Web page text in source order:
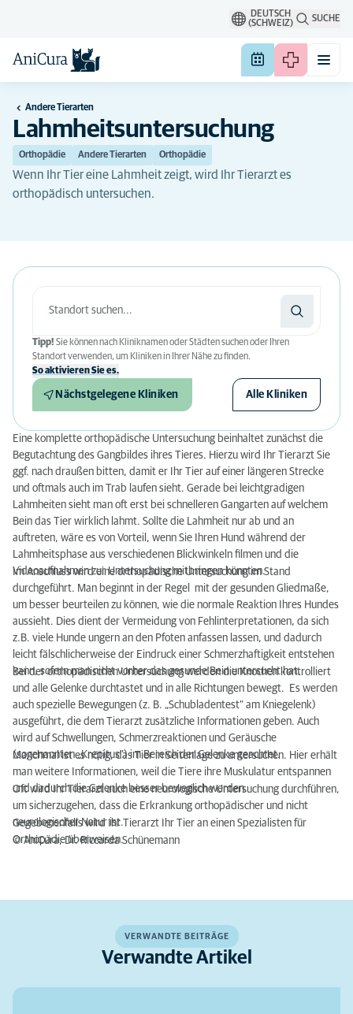
DEUTSCH
(SCHWEIZ)
SUCHE
Andere Tierarten
Lahmheitsuntersuchung
Orthopädie Andere Tierarten Orthopädie
Wenn Ihr Tier eine Lahmheit zeigt, wird Ihr Tierarzt es
orthopädisch untersuchen.
Tipp! Sie können nach Kliniknamen oder Städten suchen oder Ihren
Standort verwenden, um Kliniken in Ihrer Nähe zu finden.
So aktivieren Sie es.
Nächstgelegene Kliniken Alle Kliniken
Eine komplette orthopädische Untersuchung beinhaltet zunächst die
Begutachtung des Gangbildes ihres Tieres. Hierzu wird Ihr Tierarzt Sie
ggf. nach draußen bitten, damit er Ihr Tier auf einer längeren Strecke
und oftmals auch im Trab laufen sieht. Gerade bei leichtgradigen
Lahmheiten sieht man oft erst bei schnelleren Gangarten auf welchem
Bein das Tier wirklich lahmt. Sollte die Lahmheit nur ab und an
auftreten, wäre es von Vorteil, wenn Sie Ihren Hund während der
Lahmheitsphase aus verschiedenen Blickwinkeln filmen und die
Videoaufnahmen zur Untersuchung mitbringen könnten.
Im Anschluss wird eine orthopädische Untersuchung im Stand
durchgeführt. Man beginnt in der Regel mit der gesunden Gliedmaße,
um besser beurteilen zu können, wie die normale Reaktion Ihres Hundes
aussieht. Dies dient der Vermeidung von Fehlinterpretationen, da sich
z.B. viele Hunde ungern an den Pfoten anfassen lassen, und dadurch
leicht fälschlicherweise der Eindruck einer Schmerzhaftigkeit entstehen
kann, sofern man nicht vorher das gesunde Bein untersucht hat.
Bei der orthopädischen Untersuchung werden die Knochen kontrolliert
und alle Gelenke durchtastet und in alle Richtungen bewegt. Es werden
auch spezielle Bewegungen (z. B. „Schubladentest“ am Kniegelenk)
ausgeführt, die dem Tierarzt zusätzliche Informationen geben. Auch
wird auf Schwellungen, Schmerzreaktionen und Geräusche
(sogenannten „Krepitus“) im Bereich der Gelenke geachtet.
Manchmal ist es nötig, das Tier in Seitenlage zu untersuchen. Hier erhält
man weitere Informationen, weil die Tiere ihre Muskulatur entspannen
und dadurch die Gelenke besser beweglich werden.
Oft wird Ihr Tierarzt auch eine neurologische Untersuchung durchführen,
um sicherzugehen, dass die Erkrankung orthopädischer und nicht
neurologischer Natur ist.
Gegebenenfalls wird Ihr Tierarzt Ihr Tier an einen Spezialisten für
Orthopädie überweisen.
© AniCura, Dr. Riccarda Schünemann
VERWANDTE BEITRÄGE
Verwandte Artikel